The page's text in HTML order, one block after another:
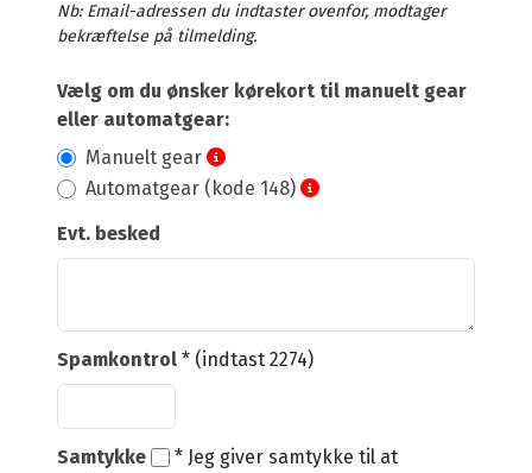
Nb: Email-adressen du indtaster ovenfor, modtager
bekræftelse på tilmelding.
Vælg om du ønsker kørekort til manuelt gear
eller automatgear:
Manuelt gear
Automatgear (kode 148)
Evt. besked
Spamkontrol * (indtast 2274)
Samtykke * Jeg giver samtykke til at